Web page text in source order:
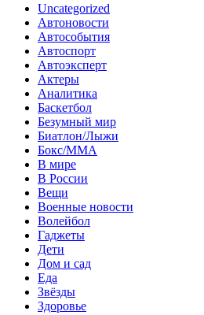
Uncategorized
Автоновости
Автособытия
Автоспорт
Автоэксперт
Актеры
Аналитика
Баскетбол
Безумный мир
Биатлон/Лыжи
Бокс/MMA
В мире
В России
Вещи
Военные новости
Волейбол
Гаджеты
Дети
Дом и сад
Еда
Звёзды
Здоровье